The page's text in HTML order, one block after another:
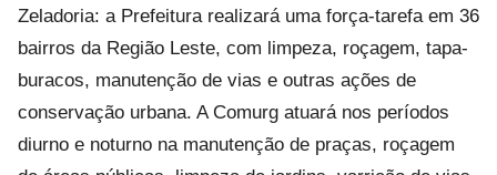
Zeladoria: a Prefeitura realizará uma força-tarefa em 36
bairros da Região Leste, com limpeza, roçagem, tapa-
buracos, manutenção de vias e outras ações de
conservação urbana. A Comurg atuará nos períodos
diurno e noturno na manutenção de praças, roçagem